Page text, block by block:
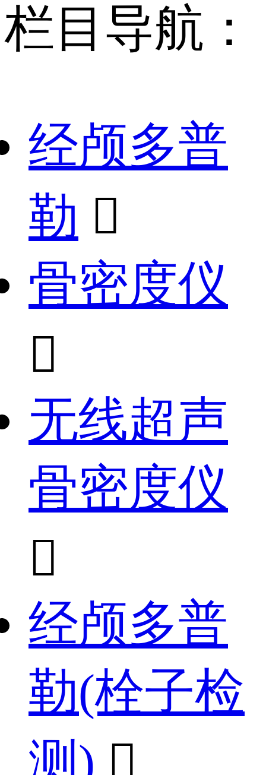
栏目导航：
经颅多普
勒 
骨密度仪

无线超声
骨密度仪

经颅多普
勒(栓子检
测) 